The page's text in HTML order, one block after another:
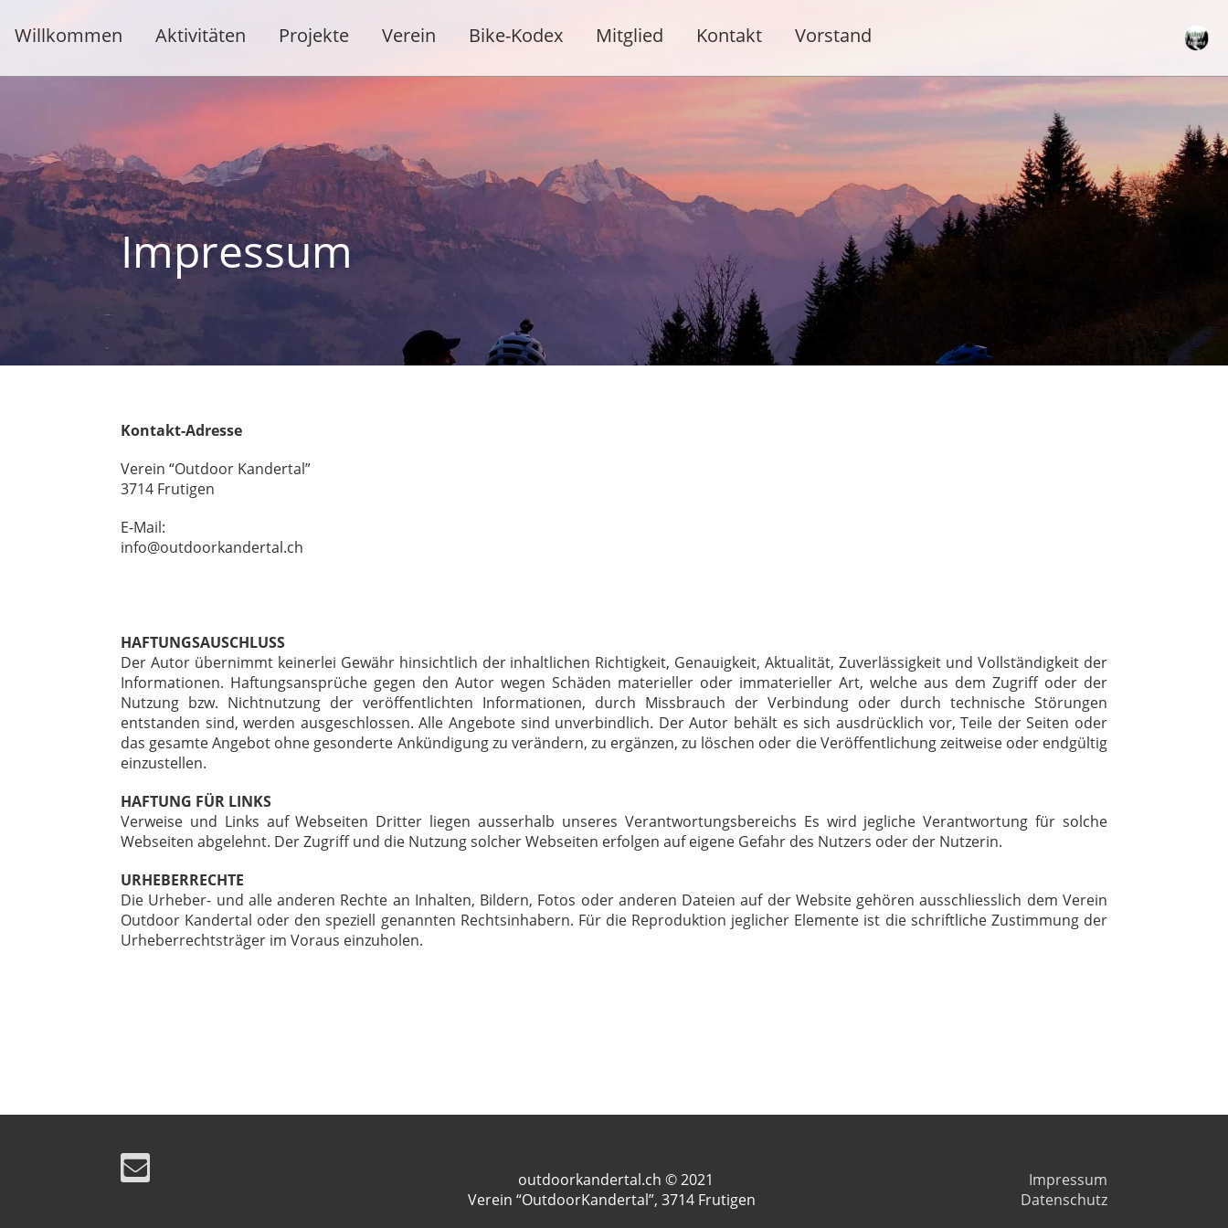
Willkommen Aktivitäten Projekte Verein Bike-Kodex Mitglied Kontakt Vorstand
Impressum
Kontakt-Adresse
Verein “Outdoor Kandertal”
3714 Frutigen
E-Mail:
info@outdoorkandertal.ch
HAFTUNGSAUSCHLUSS
Der Autor übernimmt keinerlei Gewähr hinsichtlich der inhaltlichen Richtigkeit, Genauigkeit, Aktualität, Zuverlässigkeit und Vollständigkeit der
Informationen. Haftungsansprüche gegen den Autor wegen Schäden materieller oder immaterieller Art, welche aus dem Zugriff oder der
Nutzung bzw. Nichtnutzung der veröffentlichten Informationen, durch Missbrauch der Verbindung oder durch technische Störungen
entstanden sind, werden ausgeschlossen. Alle Angebote sind unverbindlich. Der Autor behält es sich ausdrücklich vor, Teile der Seiten oder
das gesamte Angebot ohne gesonderte Ankündigung zu verändern, zu ergänzen, zu löschen oder die Veröffentlichung zeitweise oder endgültig
einzustellen.
HAFTUNG FÜR LINKS
Verweise und Links auf Webseiten Dritter liegen ausserhalb unseres Verantwortungsbereichs Es wird jegliche Verantwortung für solche
Webseiten abgelehnt. Der Zugriff und die Nutzung solcher Webseiten erfolgen auf eigene Gefahr des Nutzers oder der Nutzerin.
URHEBERRECHTE
Die Urheber- und alle anderen Rechte an Inhalten, Bildern, Fotos oder anderen Dateien auf der Website gehören ausschliesslich dem Verein
Outdoor Kandertal oder den speziell genannten Rechtsinhabern. Für die Reproduktion jeglicher Elemente ist die schriftliche Zustimmung der
Urheberrechtsträger im Voraus einzuholen.
outdoorkandertal.ch © 2021
Verein “OutdoorKandertal”, 3714 Frutigen
Impressum
Datenschutz